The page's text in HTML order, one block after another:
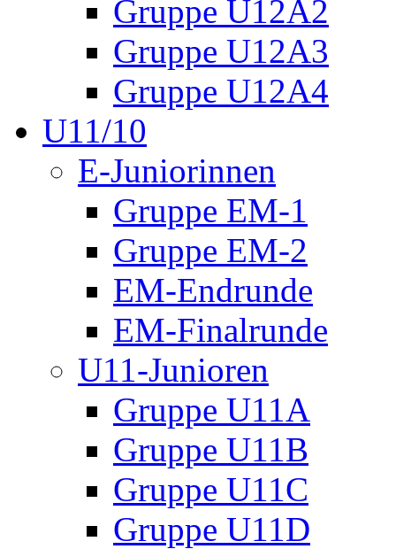
Gruppe U12A2
Gruppe U12A3
Gruppe U12A4
U11/10
E-Juniorinnen
Gruppe EM-1
Gruppe EM-2
EM-Endrunde
EM-Finalrunde
U11-Junioren
Gruppe U11A
Gruppe U11B
Gruppe U11C
Gruppe U11D